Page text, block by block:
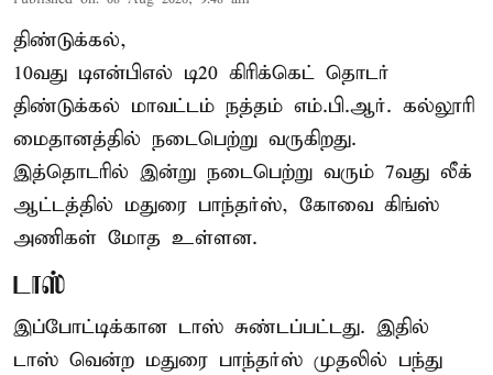
திண்டுக்கல்,
10வது டிஎன்பிஎல் டி20 கிரிக்கெட் தொடர்
திண்டுக்கல் மாவட்டம் நத்தம் எம்.பி.ஆர். கல்லூரி
மைதானத்தில் நடைபெற்று வருகிறது.
இத்தொடரில் இன்று நடைபெற்று வரும் 7வது லீக்
ஆட்டத்தில் மதுரை பாந்தர்ஸ், கோவை கிங்ஸ்
அணிகள் மோத உள்ளன.
டாஸ்
இப்போட்டிக்கான டாஸ் சுண்டப்பட்டது. இதில்
டாஸ் வென்ற மதுரை பாந்தர்ஸ் முதலில் பந்து